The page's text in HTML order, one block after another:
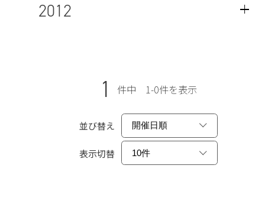
2012
1 件中 1-0件を表示
並び替え
表示切替